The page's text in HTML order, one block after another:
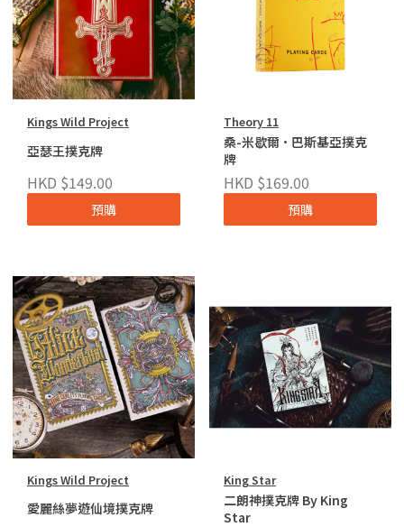
Kings Wild Project
亞瑟王撲克牌
HKD $149.00
預購
Theory 11
桑-米歇爾·巴斯基亞撲克
牌
HKD $169.00
預購
Kings Wild Project
愛麗絲夢遊仙境撲克牌
King Star
二朗神撲克牌 By King
Star